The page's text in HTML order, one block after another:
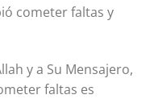
cometer faltas y
y a Su Mensajero,
faltas es